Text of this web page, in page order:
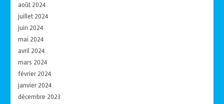
août 2024
juillet 2024
juin 2024
mai 2024
avril 2024
mars 2024
février 2024
janvier 2024
décembre 2023